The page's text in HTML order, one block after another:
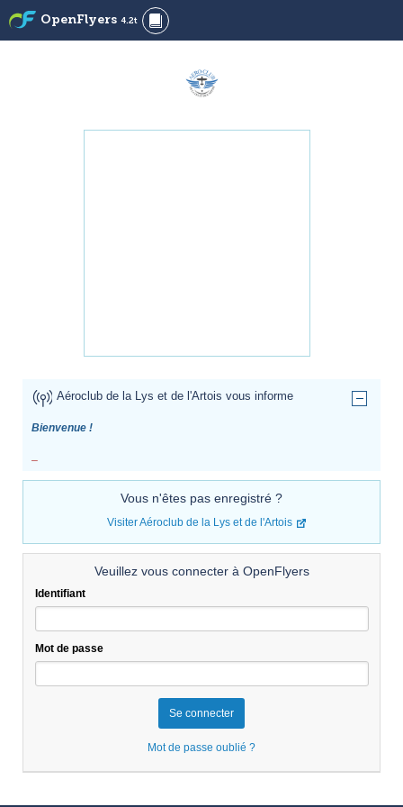
OpenFlyers 4.2t
Aéroclub de la Lys et de l'Artois vous informe
Bienvenue !
Vous n'êtes pas enregistré ?
Visiter Aéroclub de la Lys et de l'Artois
Veuillez vous connecter à OpenFlyers
Identifiant
Mot de passe
Mot de passe oublié ?